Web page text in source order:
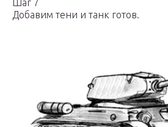
Шаг 7
Добавим тени и танк готов.